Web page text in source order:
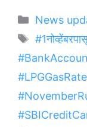
News
Tags